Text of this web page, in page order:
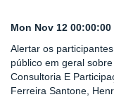
Mon Nov 12 00:00:00
Alertar os
público em geral
Consultoria E
Ferreira Santone,